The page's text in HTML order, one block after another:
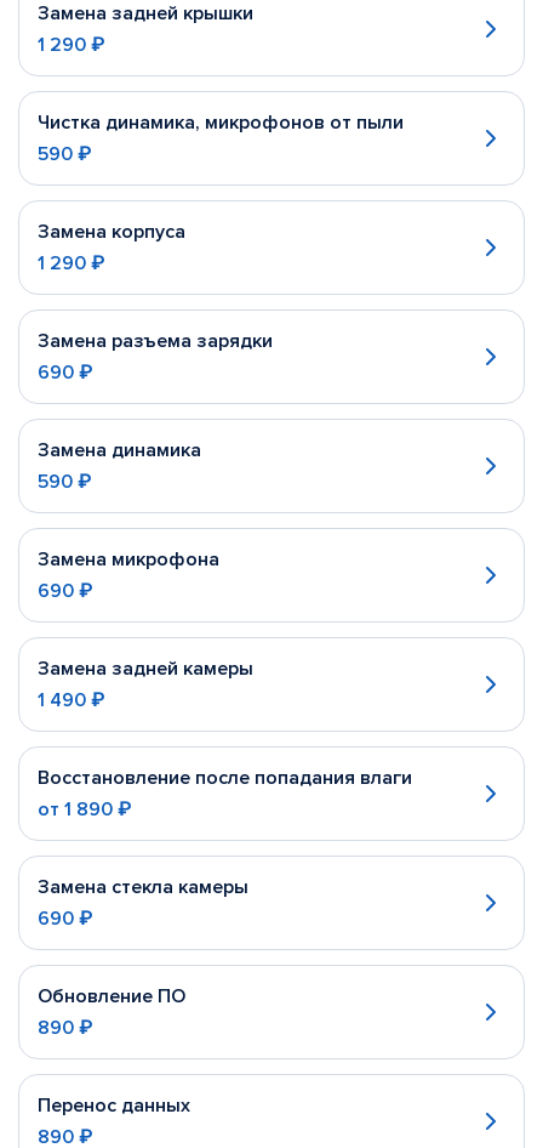
Замена задней крышки
1 290 ₽
Чистка динамика, микрофонов от пыли
590 ₽
Замена корпуса
1 290 ₽
Замена разъема зарядки
690 ₽
Замена динамика
590 ₽
Замена микрофона
690 ₽
Замена задней камеры
1 490 ₽
Восстановление после попадания влаги
от 1 890 ₽
Замена стекла камеры
690 ₽
Обновление ПО
890 ₽
Перенос данных
890 ₽